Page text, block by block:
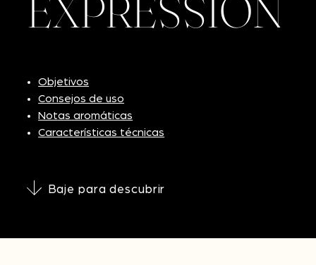
Objetivos
Consejos de uso
Notas aromáticas
Características técnicas
Baje para descubrir